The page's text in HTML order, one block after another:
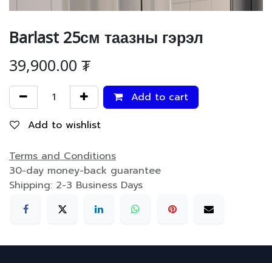
Barlast 25см таазны гэрэл
39,900.00₮
Add to cart
Add to wishlist
Terms and Conditions
30-day money-back guarantee
Shipping: 2-3 Business Days